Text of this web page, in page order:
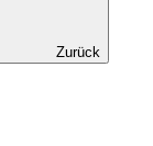
Zurück